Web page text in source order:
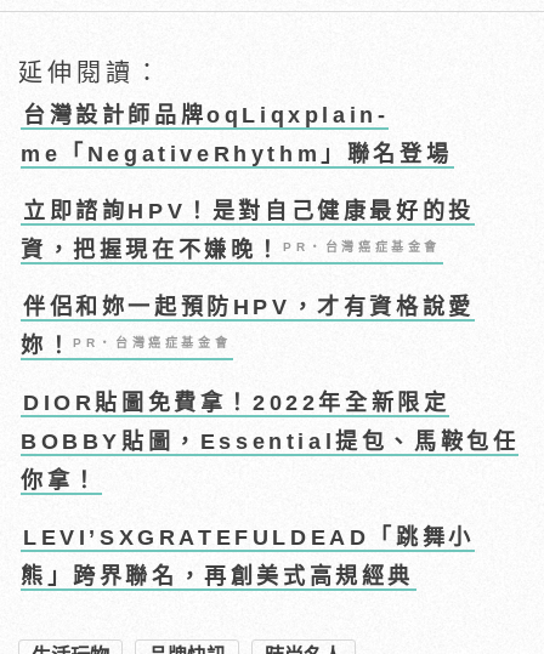
延伸閱讀：
台灣設計師品牌oqLiqxplain-
me「NegativeRhythm」聯名登場
立即諮詢HPV！是對自己健康最好的投
資，把握現在不嫌晚！PR・台灣癌症基金會
伴侶和妳一起預防HPV，才有資格說愛
妳！PR・台灣癌症基金會
DIOR貼圖免費拿！2022年全新限定
BOBBY貼圖，Essential提包、馬鞍包任
你拿！
LEVI’SXGRATEFULDEAD「跳舞小
熊」跨界聯名，再創美式高規經典